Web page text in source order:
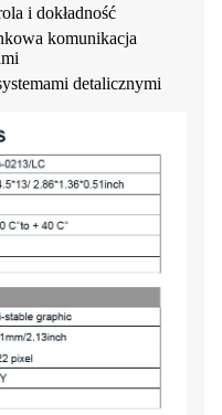
i dokładność
komunikacja
detalicznymi